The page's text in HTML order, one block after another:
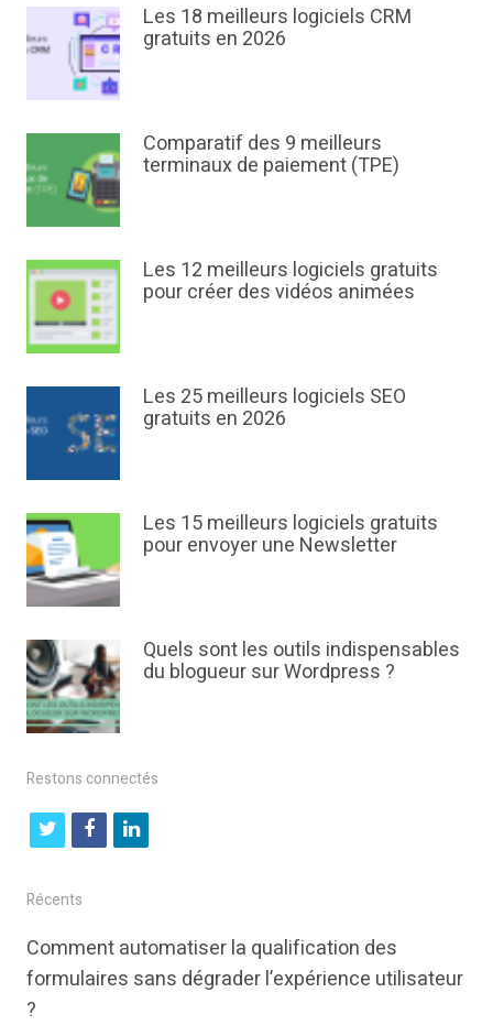
Les 18 meilleurs logiciels CRM
gratuits en 2026
Comparatif des 9 meilleurs
terminaux de paiement (TPE)
Les 12 meilleurs logiciels gratuits
pour créer des vidéos animées
Les 25 meilleurs logiciels SEO
gratuits en 2026
Les 15 meilleurs logiciels gratuits
pour envoyer une Newsletter
Quels sont les outils indispensables
du blogueur sur Wordpress ?
Restons connectés
t
i
t
f
b
l
k
e
Récents
Comment automatiser la qualification des
formulaires sans dégrader l’expérience utilisateur
?